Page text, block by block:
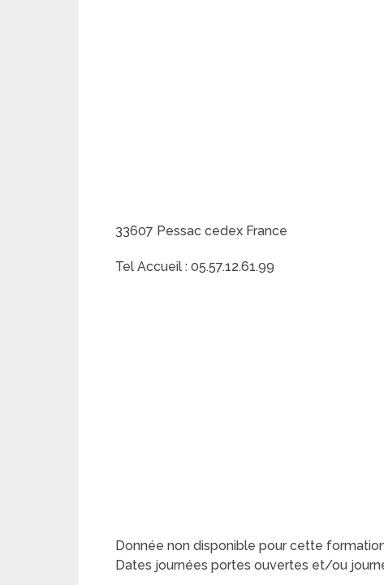
33607 Pessac cedex France
Tel Accueil : 05.57.12.61.99
Donnée non disponible pour cette
Dates journées portes ouvertes et/ou